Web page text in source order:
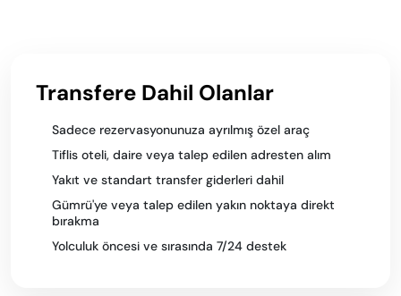
Transfere Dahil Olanlar
Sadece rezervasyonunuza ayrılmış özel araç
Tiflis oteli, daire veya talep edilen adresten alım
Yakıt ve standart transfer giderleri dahil
Gümrü'ye veya talep edilen yakın noktaya direkt
bırakma
Yolculuk öncesi ve sırasında 7/24 destek